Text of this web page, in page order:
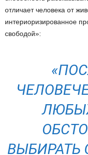
отличает человека от
интериоризированное
свободой»:
ВЫБИРАТЬ